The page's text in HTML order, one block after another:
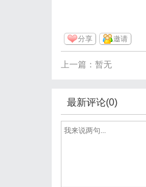
分享 邀请
上一篇：暂无
最新评论(0)